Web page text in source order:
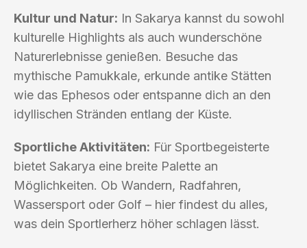
Kultur und Natur: In Sakarya kannst du sowohl
kulturelle Highlights als auch wunderschöne
Naturerlebnisse genießen. Besuche das
mythische Pamukkale, erkunde antike Stätten
wie das Ephesos oder entspanne dich an den
idyllischen Stränden entlang der Küste.
Sportliche Aktivitäten: Für Sportbegeisterte
bietet Sakarya eine breite Palette an
Möglichkeiten. Ob Wandern, Radfahren,
Wassersport oder Golf – hier findest du alles,
was dein Sportlerherz höher schlagen lässt.